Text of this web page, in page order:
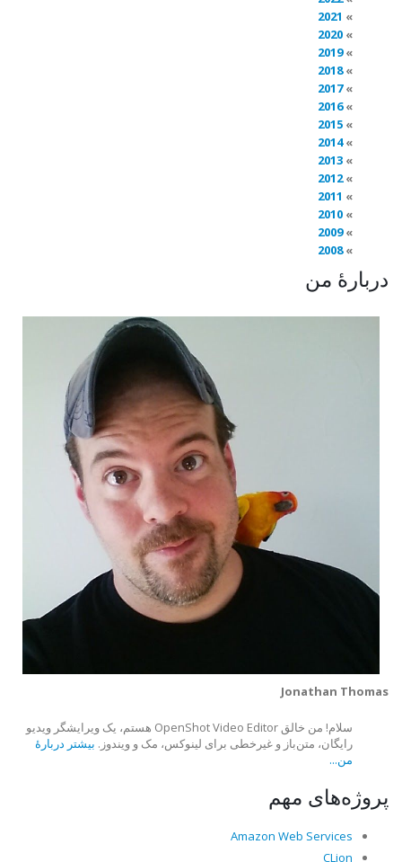
2021
2020
2019
2018
2017
2016
2015
2014
2013
2012
2011
2010
2009
2008
دربارهٔ من
Jonathan Thomas
سلام! من خالق OpenShot Video Editor هستم، یک ویرایشگر ویدیو
رایگان، متن‌باز و غیرخطی برای لینوکس، مک و ویندوز. بیشتر دربارهٔ
من...
پروژه‌های مهم
Amazon Web Services
CLion